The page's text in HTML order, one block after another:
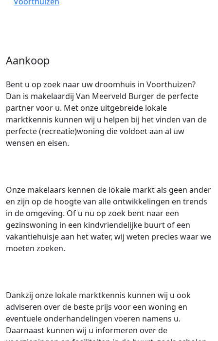
Aankoop
Bent u op zoek naar uw droomhuis in Voorthuizen?
Dan is makelaardij Van Meerveld Burger de perfecte
partner voor u. Met onze uitgebreide lokale
marktkennis kunnen wij u helpen bij het vinden van de
perfecte (recreatie)woning die voldoet aan al uw
wensen en eisen.
Onze makelaars kennen de lokale markt als geen ander
en zijn op de hoogte van alle ontwikkelingen en trends
in de omgeving. Of u nu op zoek bent naar een
gezinswoning in een kindvriendelijke buurt of een
vakantiehuisje aan het water, wij weten precies waar we
moeten zoeken.
Dankzij onze lokale marktkennis kunnen wij u ook
adviseren over de beste prijs voor een woning en
eventuele onderhandelingen voeren namens u.
Daarnaast kunnen wij u informeren over de